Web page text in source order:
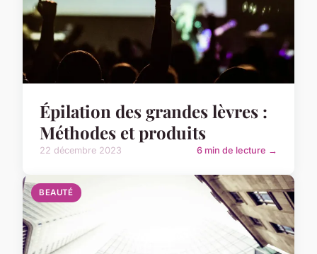
Épilation des grandes lèvres :
Méthodes et produits
22 décembre 2023 6 min de lecture →
BEAUTÉ